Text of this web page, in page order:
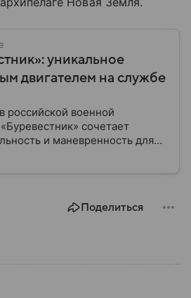
уникальное
двигателем на службе
российской военной
сочетает
и маневренность для
как ответ на
Поделиться